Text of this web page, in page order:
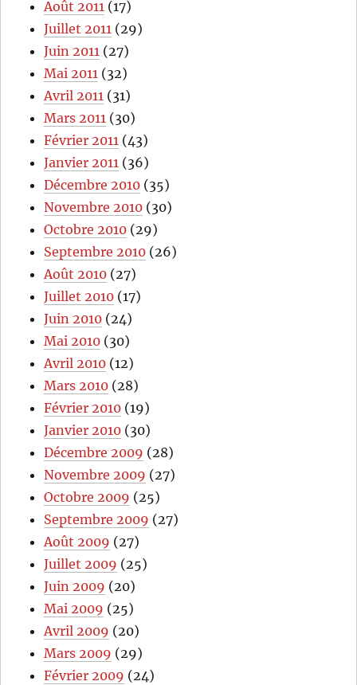
Août 2011 (17)
Juillet 2011 (29)
Juin 2011 (27)
Mai 2011 (32)
Avril 2011 (31)
Mars 2011 (30)
Février 2011 (43)
Janvier 2011 (36)
Décembre 2010 (35)
Novembre 2010 (30)
Octobre 2010 (29)
Septembre 2010 (26)
Août 2010 (27)
Juillet 2010 (17)
Juin 2010 (24)
Mai 2010 (30)
Avril 2010 (12)
Mars 2010 (28)
Février 2010 (19)
Janvier 2010 (30)
Décembre 2009 (28)
Novembre 2009 (27)
Octobre 2009 (25)
Septembre 2009 (27)
Août 2009 (27)
Juillet 2009 (25)
Juin 2009 (20)
Mai 2009 (25)
Avril 2009 (20)
Mars 2009 (29)
Février 2009 (24)